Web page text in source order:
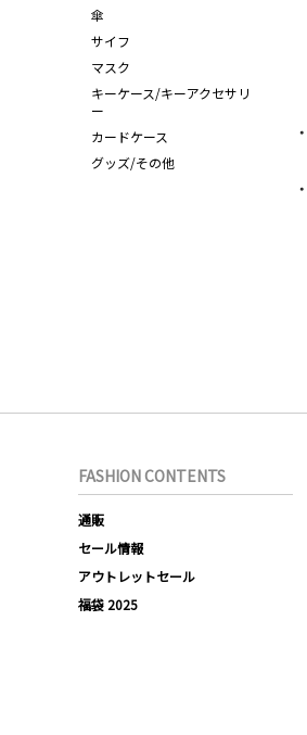
傘
サイフ
マスク
キーケース/キーアクセサリ
ー
カードケース
グッズ/その他
FASHION CONTENTS
通販
セール情報
アウトレットセール
福袋 2025